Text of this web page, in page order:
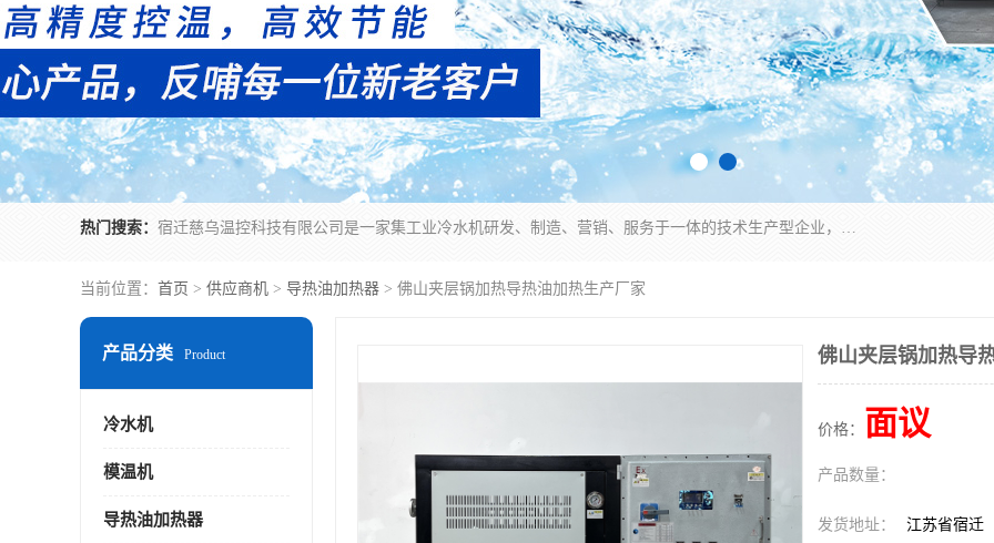
热门搜索： 宿迁慈乌温控科技有限公司是一家集工业冷水机研发、制造、营销、服务于一体的技术生产型企业，经营范围包括：冷水机、螺杆式冷水机组、工业冷水机、水冷式冷水机、风冷式冷水机组、风冷螺杆式冷冻机组、冷冻机、注塑专用冷水机、混泥土专用冷水机、低温防爆冷水机组等。专业温控设备供应商 模温机/冷水机/导热油炉定制服务等
当前位置： 首页 > 供应商机 > 导热油加热器 > 佛山夹层锅加热导热油加热生产厂家
产品分类 Product
冷水机
模温机
导热油加热器
佛山夹层锅加热导
价格： 面议
产品数量：
发货地址： 江苏省宿迁